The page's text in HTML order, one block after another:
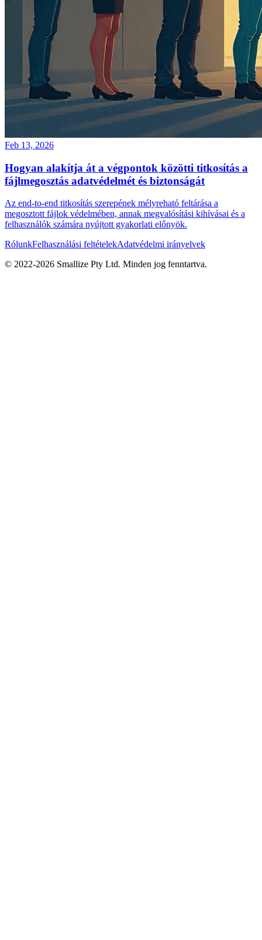
Feb 13, 2026
Hogyan alakítja át a végpontok közötti titkosítás a
fájlmegosztás adatvédelmét és biztonságát
Az end-to-end titkosítás szerepének mélyreható feltárása a
megosztott fájlok védelmében, annak megvalósítási kihívásai és a
felhasználók számára nyújtott gyakorlati előnyök.
RólunkFelhasználási feltételekAdatvédelmi irányelvek
© 2022-2026 Smallize Pty Ltd. Minden jog fenntartva.